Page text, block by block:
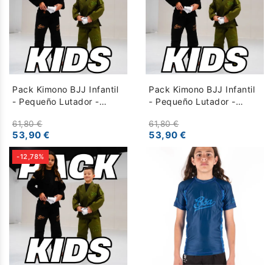
Pack Kimono BJJ Infantil
- Pequeño Lutador -
61,80 €
53,90 €
Pack Kimono BJJ Infantil
- Pequeño Lutador -
61,80 €
53,90 €
-12,78%